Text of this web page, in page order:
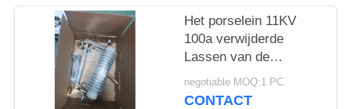
Het porselein 11KV
100a verwijderde
Lassen van de
Zekeringsvlek 540
Creepage
negotiable MOQ:1 PC
CONTACT